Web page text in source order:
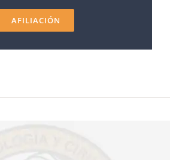
AFILIACIÓN